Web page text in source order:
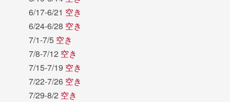
6/17-6/21 空き
6/24-6/28 空き
7/1-7/5 空き
7/8-7/12 空き
7/15-7/19 空き
7/22-7/26 空き
7/29-8/2 空き